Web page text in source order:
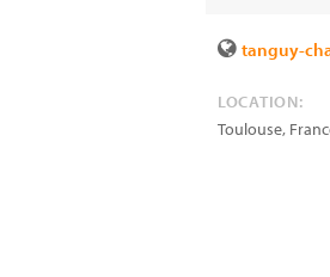
tanguy-
LOCATION:
Toulouse,